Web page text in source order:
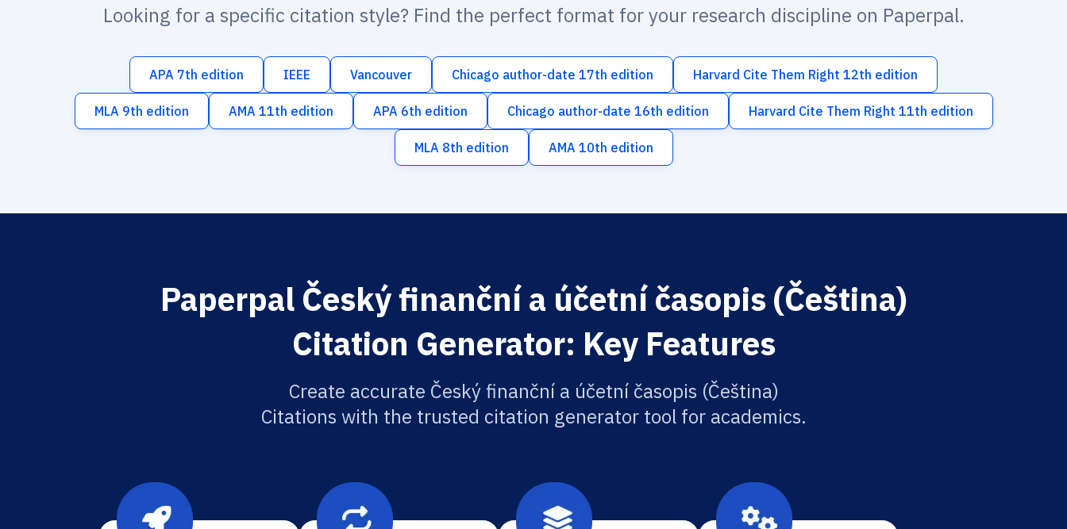
Looking for a specific citation style? Find the perfect format for your research discipline on Paperpal.
APA 7th edition IEEE Vancouver Chicago author-date 17th edition Harvard Cite Them Right 12th edition
MLA 9th edition AMA 11th edition APA 6th edition Chicago author-date 16th edition Harvard Cite Them Right 11th edition
MLA 8th edition AMA 10th edition
Paperpal Český finanční a účetní časopis (Čeština)
Citation Generator: Key Features
Create accurate Český finanční a účetní časopis (Čeština)
Citations with the trusted citation generator tool for academics.